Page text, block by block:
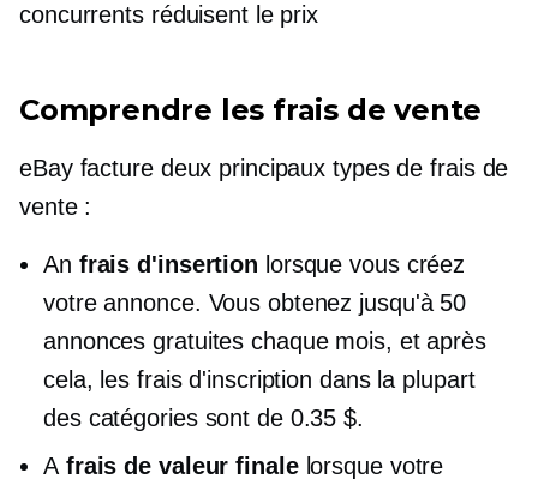
concurrents réduisent le prix
Comprendre les frais de vente
eBay facture deux principaux types de frais de
vente :
An frais d'insertion lorsque vous créez
votre annonce. Vous obtenez jusqu'à 50
annonces gratuites chaque mois, et après
cela, les frais d'inscription dans la plupart
des catégories sont de 0.35 $.
A frais de valeur finalelorsque votre